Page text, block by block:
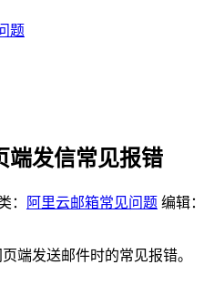
题
端发信常见报错
： 阿里云邮箱常见问题 编辑：
端发送邮件时的常见报错。